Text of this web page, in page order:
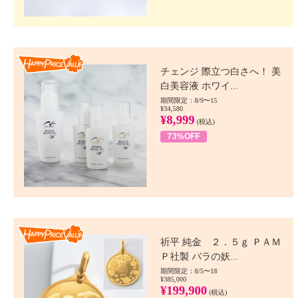
チェンジ 際立つ白さへ！ 美
白美容液 ホワイ...
期間限定：8/9〜15
¥34,580
¥8,999 (税込)
73%OFF
祈平 純金 ２．５ｇ ＰＡＭ
Ｐ社製 バラの妖...
期間限定：8/5〜18
¥385,000
¥199,900 (税込)